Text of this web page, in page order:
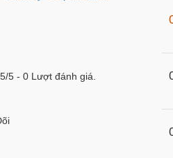
5/5- 0Lượt đánh giá.